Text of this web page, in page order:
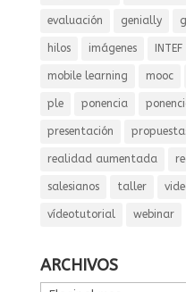
evaluación genially
hilos imágenes INTEF
mobile learning mooc
ple ponencia
presentación
realidad aumentada
salesianos taller
vídeotutorial webinar
ARCHIVOS